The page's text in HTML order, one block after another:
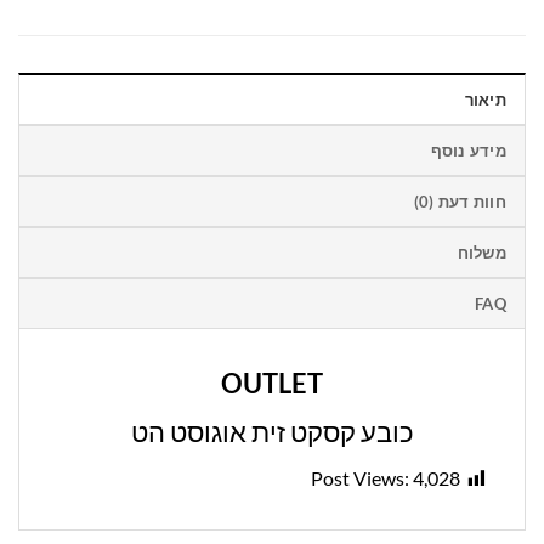
תיאור
מידע נוסף
חוות דעת (0)
משלוח
FAQ
OUTLET
כובע קסקט זית אוגוסט הט
Post Views: 4,028